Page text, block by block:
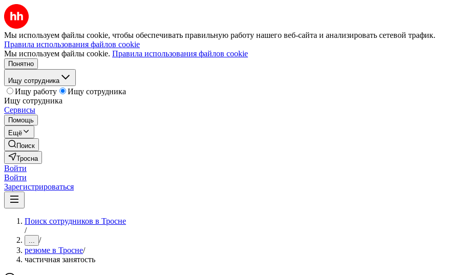
Мы используем файлы cookie, чтобы обеспечивать правильную работу нашего веб-сайта и анализировать сетевой трафик.
Правила использования файлов cookie
Мы используем файлы cookie. Правила использования файлов cookie
Понятно
Ищу сотрудника
Ищу работу
Ищу сотрудника
Ищу сотрудника
Сервисы
Помощь
Ещё
Поиск
Тросна
Войти
Войти
Зарегистрироваться
Поиск сотрудников в Тросне
/
... /
резюме в Тросне/
частичная занятость